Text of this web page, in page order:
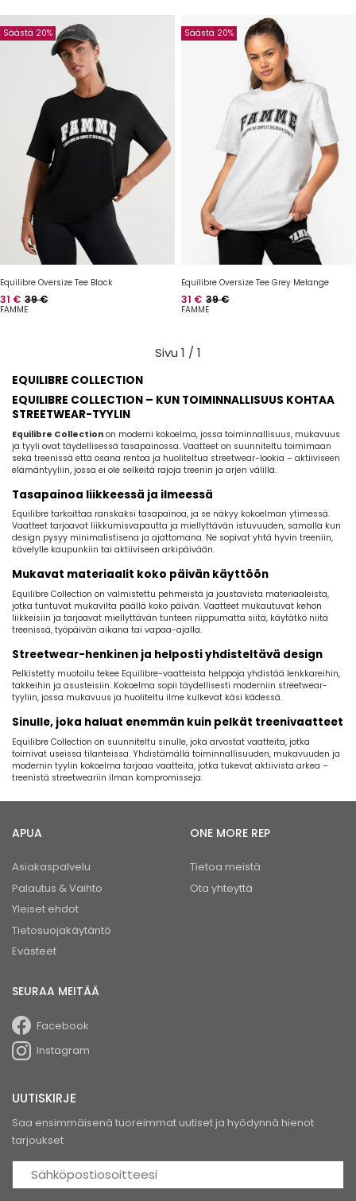
Säästä 20%
Equilibre Oversize Tee Black
Hinta
31 € Normaalihinta
39 €
FAMME
Säästä 20%
Equilibre Oversize Tee Grey Melange
Hinta
31 € Normaalihinta
39 €
FAMME
Sivu 1 / 1
EQUILIBRE COLLECTION
EQUILIBRE COLLECTION – KUN TOIMINNALLISUUS KOHTAA
STREETWEAR-TYYLIN
Equilibre Collection on moderni kokoelma, jossa toiminnallisuus, mukavuus
ja tyyli ovat täydellisessä tasapainossa. Vaatteet on suunniteltu toimimaan
sekä treenissä että osana rentoa ja huoliteltua streetwear-lookia – aktiiviseen
elämäntyyliin, jossa ei ole selkeitä rajoja treenin ja arjen välillä.
Tasapainoa liikkeessä ja ilmeessä
Equilibre tarkoittaa ranskaksi tasapainoa, ja se näkyy kokoelman ytimessä.
Vaatteet tarjoavat liikkumisvapautta ja miellyttävän istuvuuden, samalla kun
design pysyy minimalistisena ja ajattomana. Ne sopivat yhtä hyvin treeniin,
kävelylle kaupunkiin tai aktiiviseen arkipäivään.
Mukavat materiaalit koko päivän käyttöön
Equilibre Collection on valmistettu pehmeistä ja joustavista materiaaleista,
jotka tuntuvat mukavilta päällä koko päivän. Vaatteet mukautuvat kehon
liikkeisiin ja tarjoavat miellyttävän tunteen riippumatta siitä, käytätkö niitä
treenissä, työpäivän aikana tai vapaa-ajalla.
Streetwear-henkinen ja helposti yhdisteltävä design
Pelkistetty muotoilu tekee Equilibre-vaatteista helppoja yhdistää lenkkareihin,
takkeihin ja asusteisiin. Kokoelma sopii täydellisesti moderniin streetwear-
tyyliin, jossa mukavuus ja huoliteltu ilme kulkevat käsi kädessä.
Sinulle, joka haluat enemmän kuin pelkät treenivaatteet
Equilibre Collection on suunniteltu sinulle, joka arvostat vaatteita, jotka
toimivat useissa tilanteissa. Yhdistämällä toiminnallisuuden, mukavuuden ja
modernin tyylin kokoelma tarjoaa vaatteita, jotka tukevat aktiivista arkea –
treenistä streetweariin ilman kompromisseja.
APUA
Asiakaspalvelu
Palautus & Vaihto
Yleiset ehdot
Tietosuojakäytäntö
Evästeet
ONE MORE REP
Tietoa meistä
Ota yhteyttä
SEURAA MEITÄÄ
Facebook
Instagram
UUTISKIRJE
Saa ensimmäisenä tuoreimmat uutiset ja hyödynnä hienot
tarjoukset